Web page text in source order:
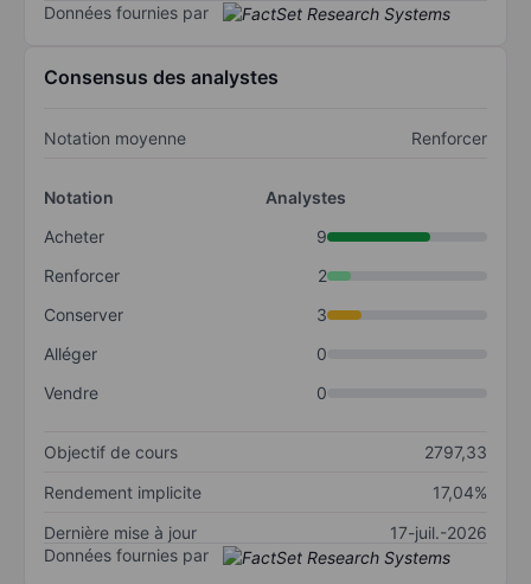
Données fournies par
Consensus des analystes
Notation moyenne Renforcer
Notation
Analystes
Acheter
9
Renforcer
2
Conserver
3
Alléger
0
Vendre
0
Objectif de cours
2797,33
Rendement implicite
17,04%
Dernière mise à jour
17-juil.-2026
Données fournies par